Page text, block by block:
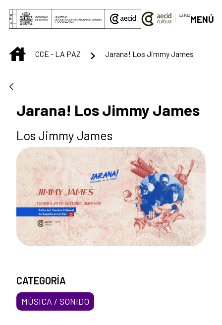
Saltar al contenido principal
MENÚ
INICIOCCE - LA PAZ Jarana! Los Jimmy James
Jarana! Los Jimmy James
Los Jimmy James
CATEGORÍA
MÚSICA / SONIDO